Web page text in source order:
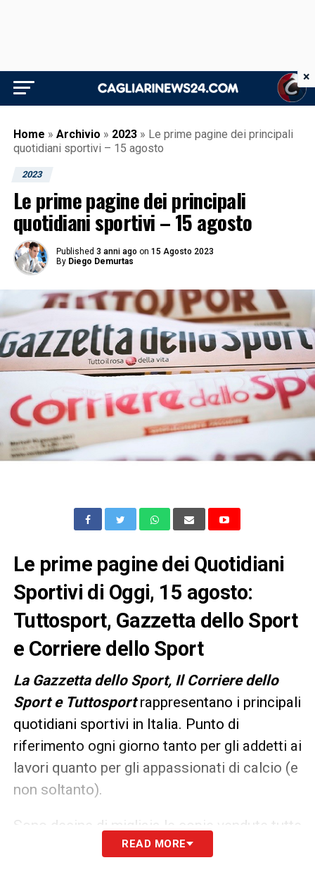
Home » Archivio » 2023 » Le prime pagine dei principali
quotidiani sportivi – 15 agosto
2023
Le prime pagine dei principali
quotidiani sportivi – 15 agosto
Published 3 anni ago on 15 Agosto 2023
By Diego Demurtas
Le prime pagine dei Quotidiani
Sportivi di Oggi, 15 agosto:
Tuttosport, Gazzetta dello Sport
e Corriere dello Sport
La Gazzetta dello Sport, Il Corriere dello
Sport e Tuttosportrappresentano i principali
quotidiani sportivi in Italia. Punto di
riferimento ogni giorno tanto per gli addetti ai
lavori quanto per gli appassionati di calcio (e
non soltanto).
Sono decine di migliaia le copie vendute tutte
le mattine in edicola, ma un’anteprima dei
READ MORE
×